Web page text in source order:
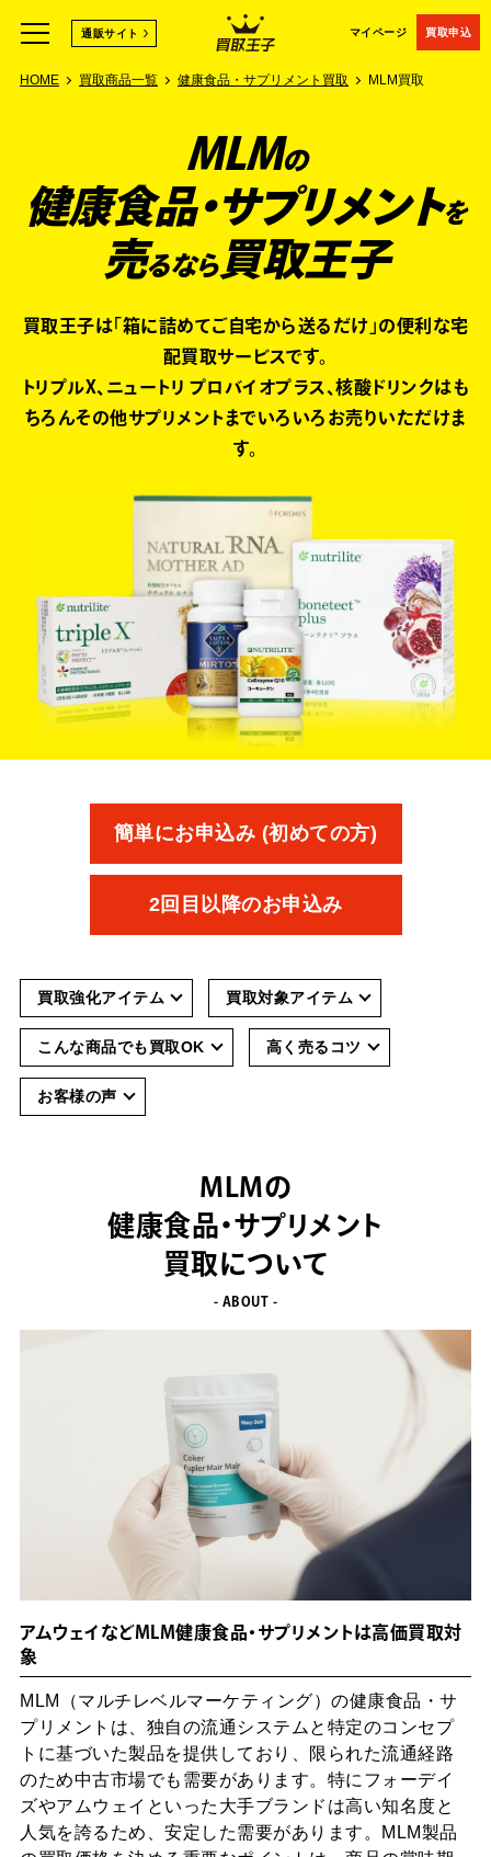
マイページ 買取申込
通販サイト
HOME 買取商品一覧 健康食品・サプリメント買取 MLM買取
MLMの
健康食品・サプリメントを
売るなら買取王子
買取王子は「箱に詰めてご自宅から送るだけ」の便利な宅
配買取サービスです。
トリプルX、ニュートリ プロバイオプラス、核酸ドリンクはも
ちろんその他サプリメントまでいろいろお売りいただけま
す。
簡単にお申込み (初めての方)
2回目以降のお申込み
買取強化アイテム 買取対象アイテム
こんな商品でも買取OK 高く売るコツ
お客様の声
MLMの
健康食品・サプリメント
買取について
- ABOUT -
アムウェイなどMLM健康食品・サプリメントは高価買取対
象
MLM（マルチレベルマーケティング）の健康食品・サ
プリメントは、独自の流通システムと特定のコンセプ
トに基づいた製品を提供しており、限られた流通経路
のため中古市場でも需要があります。特にフォーデイ
ズやアムウェイといった大手ブランドは高い知名度と
人気を誇るため、安定した需要があります。MLM製品